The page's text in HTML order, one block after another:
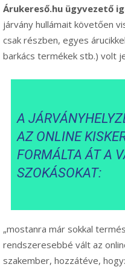
Árukereső.hu ügyvezető
járvány hullámait követően
csak részben, egyes
barkács termékek stb.) volt
A
AZ ONLINE
FORMÁLTA ÁT A
SZOKÁSOKAT:
„mostanra már sokkal
rendszeresebbé vált az
szakember, hozzátéve,